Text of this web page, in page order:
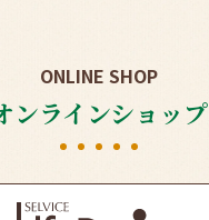
ONLINE SHOP
ンラインショップ